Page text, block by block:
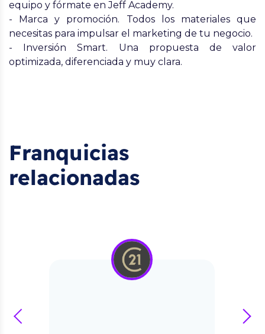
equipo y fórmate en Jeff Academy.
- Marca y promoción. Todos los materiales que
necesitas para impulsar el marketing de tu negocio.
- Inversión Smart. Una propuesta de valor
optimizada, diferenciada y muy clara.
Franquicias
relacionadas
prev next